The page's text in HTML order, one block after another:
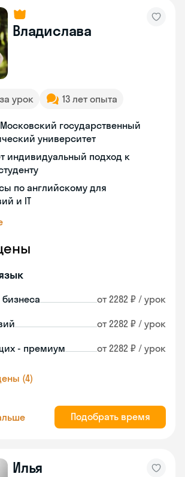
Владислава
урок 13 лет опыта
государственный
университет
индивидуальный подход к
по английскому для
и IT
от 2282 ₽ / урок
от 2282 ₽ / урок
- премиум от 2282 ₽ / урок
(4)
Подобрать время
Илья